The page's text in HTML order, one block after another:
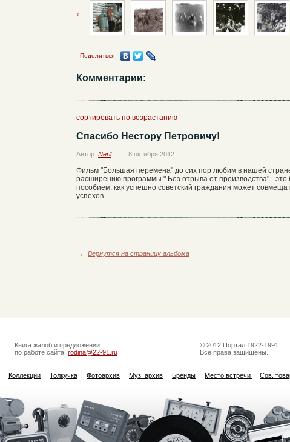
Поделиться
Комментарии:
сортировать по возрастанию
Спасибо Нестору Петровичу!
Автор: Nerll 8 октября 2012
Фильм "Большая перемена" до сих пор любим в нашей
расширению программы " Без отрыва от производства" -
пособием, как успешно советский гражданин может
успехов.
← Вернутся на страницу альбома
Книга жалоб и предложений
по работе сайта: rodina@22-91.ru
© 2012 Портал 1922-1991.
Все права защищены.
Коллекции Толкучка Фотоархив Муз. архив Бренды Место встречи Сов.